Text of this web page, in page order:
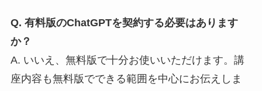
Q. 有料版のChatGPTを契約する必要はあります
か？
A. いいえ、無料版で十分お使いいただけます。講
座内容も無料版でできる範囲を中心にお伝えしま